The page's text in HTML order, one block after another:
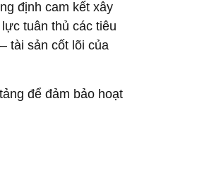
định cam kết xây
tuân thủ các tiêu
tài sản cốt lõi của
để đảm bảo hoạt